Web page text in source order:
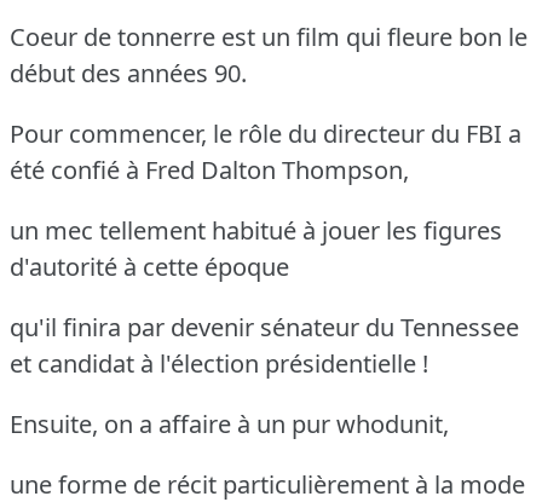
Coeur de tonnerre est un film qui fleure bon le
début des années 90.
Pour commencer, le rôle du directeur du FBI a
été confié à Fred Dalton Thompson,
un mec tellement habitué à jouer les figures
d'autorité à cette époque
qu'il finira par devenir sénateur du Tennessee
et candidat à l'élection présidentielle !
Ensuite, on a affaire à un pur whodunit,
une forme de récit particulièrement à la mode